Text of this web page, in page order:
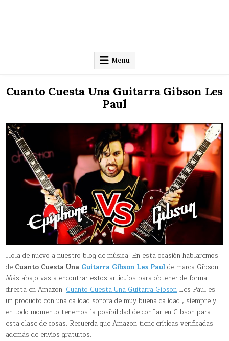
Menu
Cuanto Cuesta Una Guitarra Gibson Les
Paul
Hola de nuevo a nuestro blog de música. En esta ocasión hablaremos
de Cuanto Cuesta UnaGuitarra Gibson Les Paulde marca Gibson.
Más abajo vas a encontrar estos artículos para obtener de forma
directa en Amazon.Cuanto Cuesta Una Guitarra GibsonLes Paul es
un producto con una calidad sonora de muy buena calidad , siempre y
en todo momento tenemos la posibilidad de confiar en Gibson para
esta clase de cosas. Recuerda que Amazon tiene críticas verificadas
además de envíos gratuitos.